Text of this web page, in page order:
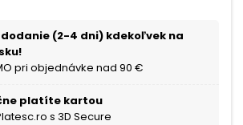
dodanie (2-4 dni) kdekoľvek na
pri objednávke nad 90 €
platíte kartou
s 3D Secure